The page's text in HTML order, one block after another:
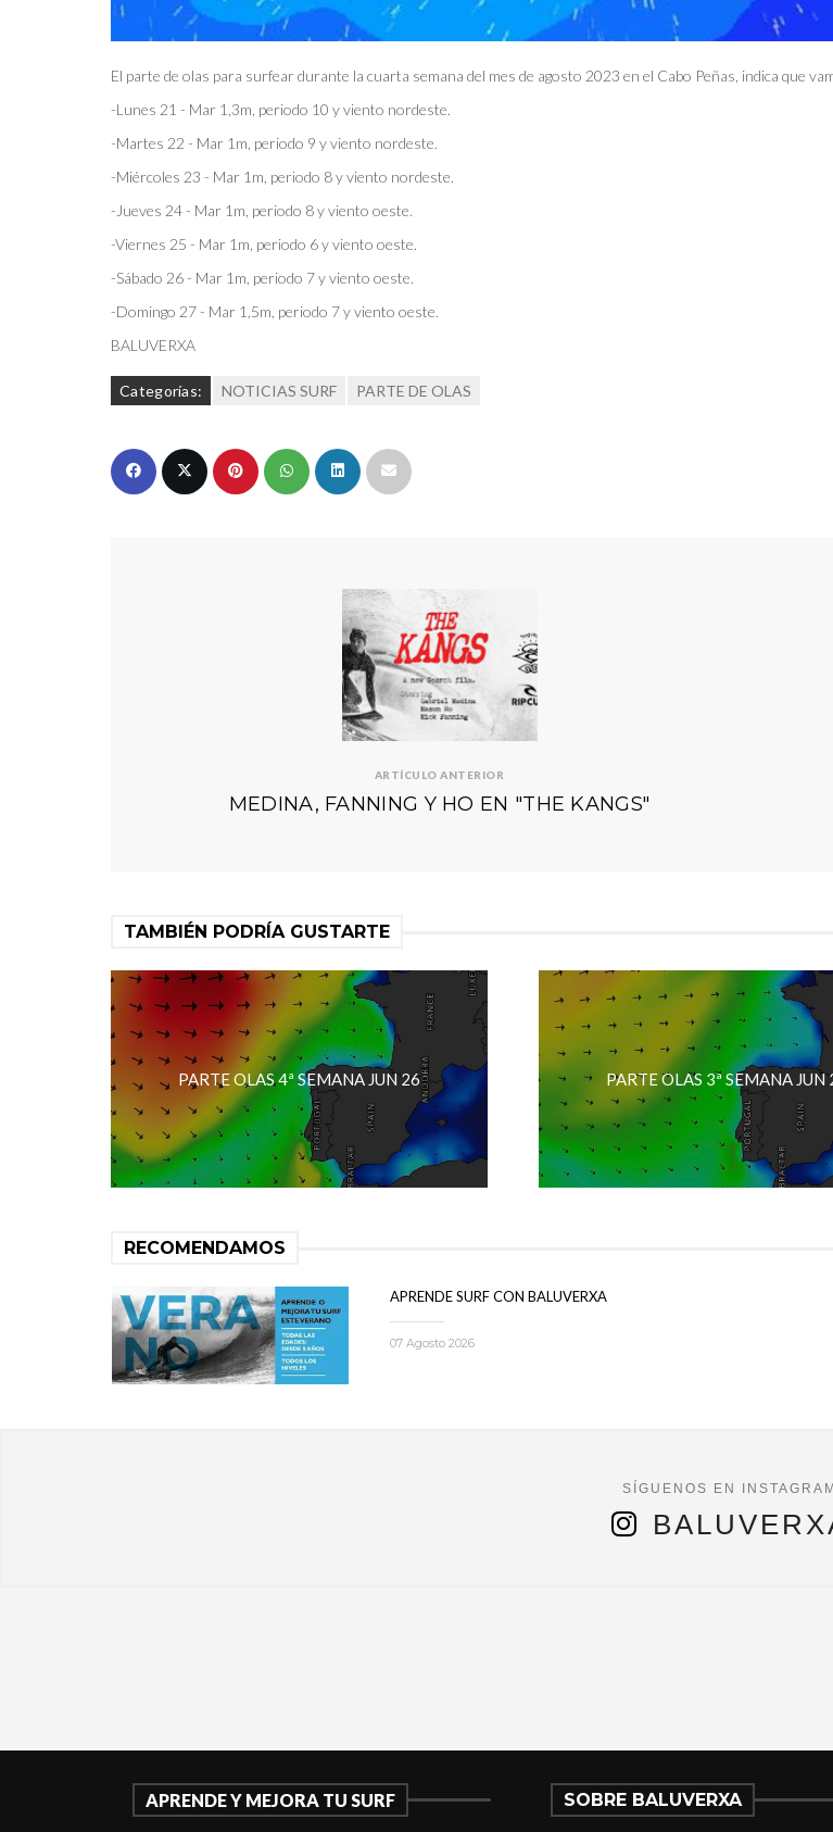
El parte de olas para surfear durante la cuarta semana del mes de agosto 2023 en el Cabo Peñas, indica que
-Lunes 21 - Mar 1,3m, periodo 10 y viento nordeste.
-Martes 22 - Mar 1m, periodo 9 y viento nordeste.
-Miércoles 23 - Mar 1m, periodo 8 y viento nordeste.
-Jueves 24 - Mar 1m, periodo 8 y viento oeste.
-Viernes 25 - Mar 1m, periodo 6 y viento oeste.
-Sábado 26 - Mar 1m, periodo 7 y viento oeste.
-Domingo 27 - Mar 1,5m, periodo 7 y viento oeste.
BALUVERXA
Categorías: NOTICIAS SURF PARTE DE OLAS
ARTÍCULO ANTERIOR
MEDINA, FANNING Y HO EN "THE KANGS"
TAMBIÉN PODRÍA GUSTARTE
PARTE OLAS 4ª SEMANA JUN 26 PARTE OLAS 3ª SEMANA JUN
RECOMENDAMOS
APRENDE SURF CON BALUVERXA
07 Agosto 2026
APRENDE Y MEJORA TU SURF SOBRE BALUVERXA